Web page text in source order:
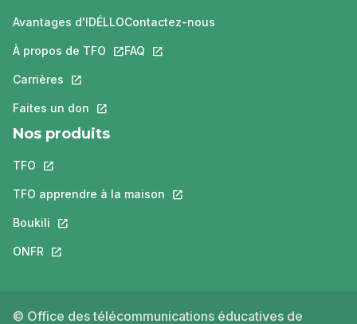
Avantages d'IDÉLLO
À propos de TFO Ce lien s'ouvrira dans un nouvel onglet.
Carrières Ce lien s'ouvrira dans un nouvel onglet.
Faites un don Ce lien s'ouvrira dans un nouvel onglet.
Contactez-nous
FAQ Ce lien s'ouvrira dans un nouvel
Nos produits
TFO Ce lien s'ouvrira dans un nouvel onglet.
TFO apprendre à la maison Ce lien s'ouvrira dans un nouvel
Boukili Ce lien s'ouvrira dans un nouvel onglet.
ONFR Ce lien s'ouvrira dans un nouvel onglet.
© Office des télécommunications éducatives de